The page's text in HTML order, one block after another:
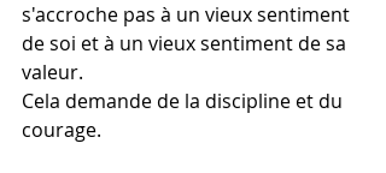
s'accroche pas à un vieux sentiment
de soi et à un vieux sentiment de sa
valeur.
Cela demande de la discipline et du
courage.